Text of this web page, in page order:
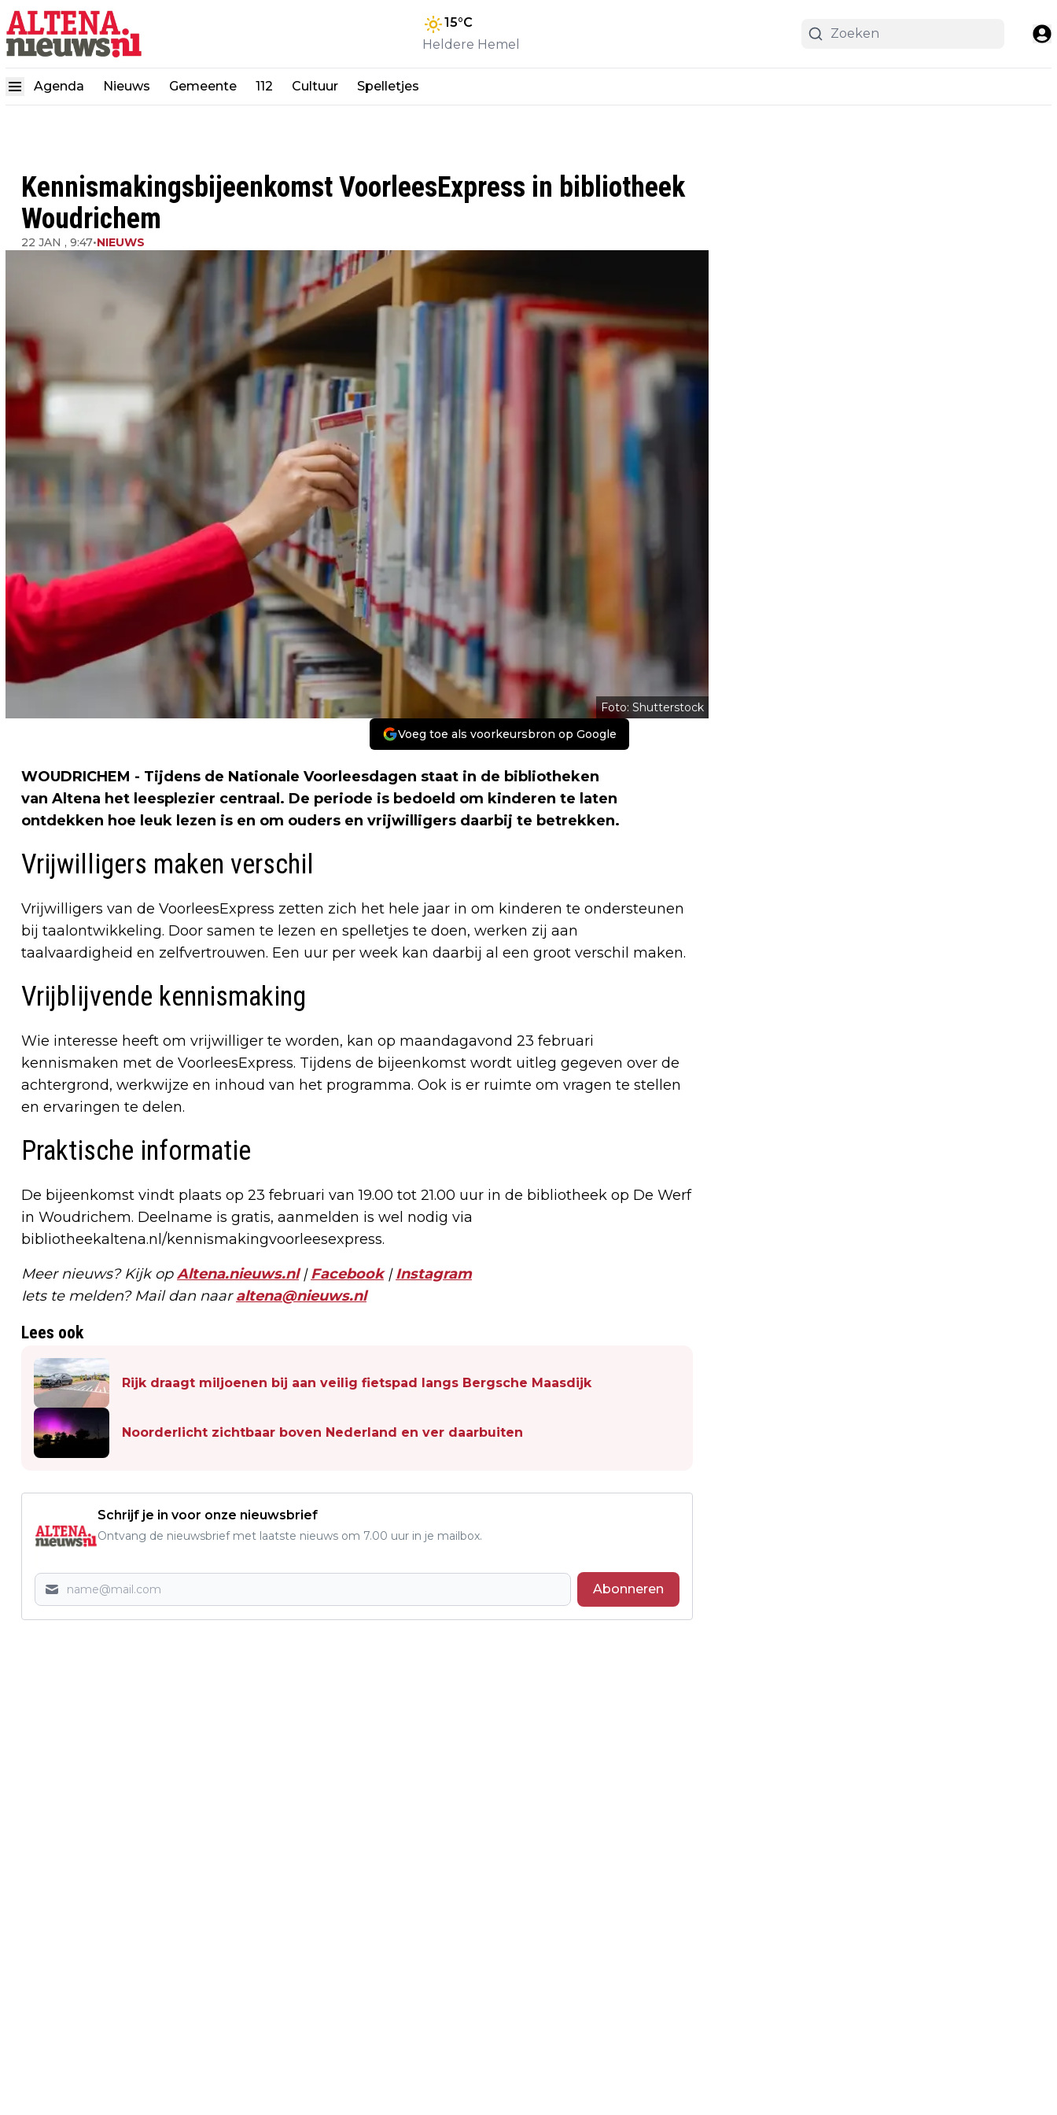
15°C
Heldere Hemel
Agenda Nieuws Gemeente 112 Cultuur Spelletjes
Kennismakingsbijeenkomst VoorleesExpress in bibliotheek
Woudrichem
22 JAN , 9:47•NIEUWS
Foto: Shutterstock
Voeg toe als voorkeursbron op Google
WOUDRICHEM - Tijdens de Nationale Voorleesdagen staat in de bibliotheken
van Altena het leesplezier centraal. De periode is bedoeld om kinderen te laten
ontdekken hoe leuk lezen is en om ouders en vrijwilligers daarbij te betrekken.
Vrijwilligers maken verschil
Vrijwilligers van de VoorleesExpress zetten zich het hele jaar in om kinderen te ondersteunen
bij taalontwikkeling. Door samen te lezen en spelletjes te doen, werken zij aan
taalvaardigheid en zelfvertrouwen. Een uur per week kan daarbij al een groot verschil maken.
Vrijblijvende kennismaking
Wie interesse heeft om vrijwilliger te worden, kan op maandagavond 23 februari
kennismaken met de VoorleesExpress. Tijdens de bijeenkomst wordt uitleg gegeven over de
achtergrond, werkwijze en inhoud van het programma. Ook is er ruimte om vragen te stellen
en ervaringen te delen.
Praktische informatie
De bijeenkomst vindt plaats op 23 februari van 19.00 tot 21.00 uur in de bibliotheek op De Werf
in Woudrichem. Deelname is gratis, aanmelden is wel nodig via
bibliotheekaltena.nl/kennismakingvoorleesexpress.
Meer nieuws? Kijk opAltena.nieuws.nl|Facebook|Instagram
Iets te melden? Mail dan naaraltena@nieuws.nl
Lees ook
Rijk draagt miljoenen bij aan veilig fietspad langs Bergsche Maasdijk
Noorderlicht zichtbaar boven Nederland en ver daarbuiten
Schrijf je in voor onze nieuwsbrief
Ontvang de nieuwsbrief met laatste nieuws om 7.00 uur in je mailbox.
Abonneren